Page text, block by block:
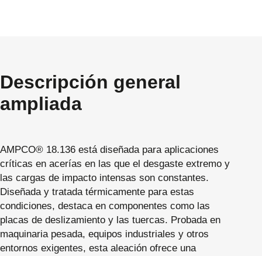
Descripción general
ampliada
AMPCO® 18.136 está diseñada para aplicaciones
críticas en acerías en las que el desgaste extremo y
las cargas de impacto intensas son constantes.
Diseñada y tratada térmicamente para estas
condiciones, destaca en componentes como las
placas de deslizamiento y las tuercas. Probada en
maquinaria pesada, equipos industriales y otros
entornos exigentes, esta aleación ofrece una